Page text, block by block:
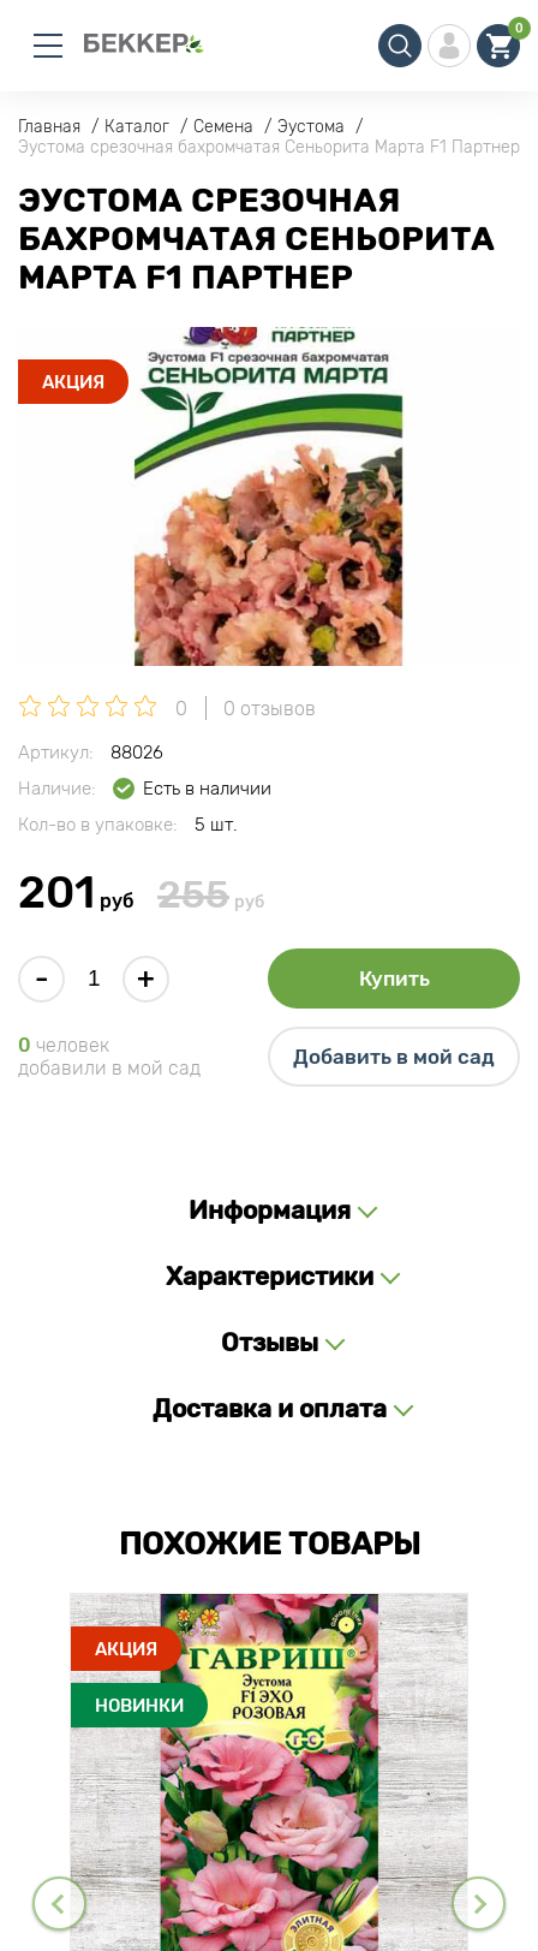
0
Главная Каталог Семена
Эустома
Эустома срезочная бахромчатая Сеньорита Марта F1 Партнер
ЭУСТОМА СРЕЗОЧНАЯ
БАХРОМЧАТАЯ СЕНЬОРИТА
МАРТА F1 ПАРТНЕР
АКЦИЯ
0 0 отзывов
Артикул:
88026
Наличие:
Есть в наличии
Кол-во в упаковке:
5 шт.
201 руб 255 руб
- + Купить
0 человек
добавили в мой сад
Добавить в мой сад
Информация
Характеристики
Отзывы
Доставка и оплата
ПОХОЖИЕ ТОВАРЫ
АКЦИЯ
НОВИНКИ